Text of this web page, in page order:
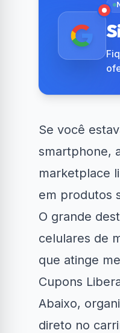
Se você
smartphone,
marketplace
em produtos
O grande
celulares de
que atinge
Cupons
Abaixo,
direto no
Clube Samsung
34% OFF em Lava e...